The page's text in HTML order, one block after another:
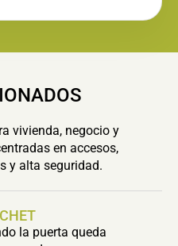
vivienda, negocio y
en accesos,
y alta seguridad.
la puerta queda